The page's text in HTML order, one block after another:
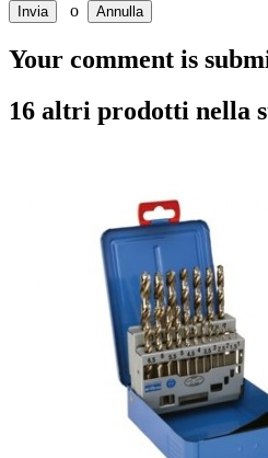
Invia o Annulla
Your comment is
16 altri prodotti nella